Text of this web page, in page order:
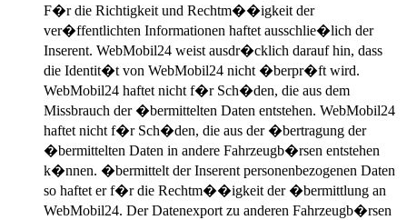
F�r die Richtigkeit und Rechtm��igkeit der
ver�ffentlichten Informationen haftet ausschlie�lich der
Inserent. WebMobil24 weist ausdr�cklich darauf hin, dass
die Identit�t von WebMobil24 nicht �berpr�ft wird.
WebMobil24 haftet nicht f�r Sch�den, die aus dem
Missbrauch der �bermittelten Daten entstehen. WebMobil24
haftet nicht f�r Sch�den, die aus der �bertragung der
�bermittelten Daten in andere Fahrzeugb�rsen entstehen
k�nnen. �bermittelt der Inserent personenbezogenen Daten
so haftet er f�r die Rechtm��igkeit der �bermittlung an
WebMobil24. Der Datenexport zu anderen Fahrzeugb�rsen